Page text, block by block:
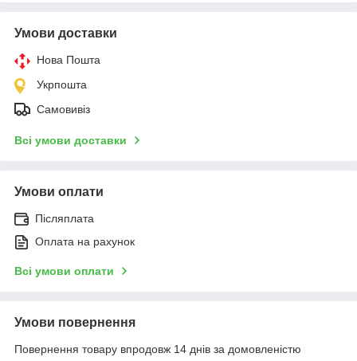
Умови доставки
Нова Пошта
Укрпошта
Самовивіз
Всі умови доставки
Умови оплати
Післяплата
Оплата на рахунок
Всі умови оплати
Умови повернення
Повернення товару впродовж 14 днів за домовленістю